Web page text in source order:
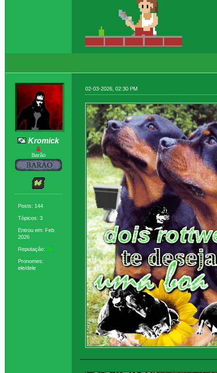
Kromick
Barão
Posts: 144
Tópicos: 3
Entrou em: Feb
2026
Reputação: 12
Pronomes:
ele/dele
02-03-2026, 02:30 PM